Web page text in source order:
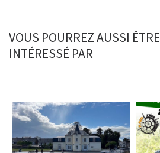
VOUS POURREZ AUSSI ÊTRE
INTÉRESSÉ PAR